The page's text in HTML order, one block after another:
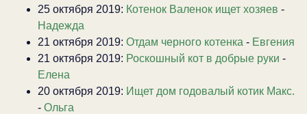
25 октября 2019: Котенок Валенок ищет хозяев -
Надежда
21 октября 2019: Отдам черного котенка - Евгения
21 октября 2019: Роскошный кот в добрые руки -
Елена
20 октября 2019: Ищет дом годовалый котик Макс.
- Ольга